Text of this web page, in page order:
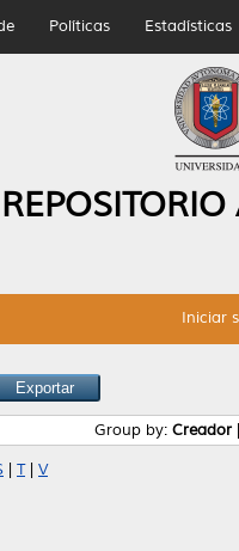
Políticas Estadísticas
Iniciar
Group by: Creador
T| V